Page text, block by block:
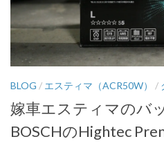
BLOG / エスティマ（ACR50W） /
嫁車エスティマのバ
BOSCHのHightec